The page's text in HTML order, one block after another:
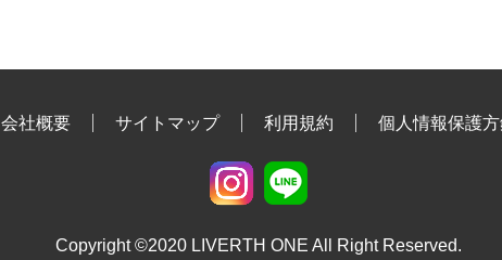
会社概要 サイトマップ 利用規約 個人情報保護
Copyright ©2020 LIVERTH ONE All Right Reserved.